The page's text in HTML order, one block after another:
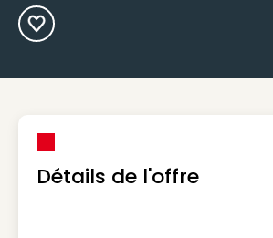
Ajouter aux Favoris
Détails de l'offre